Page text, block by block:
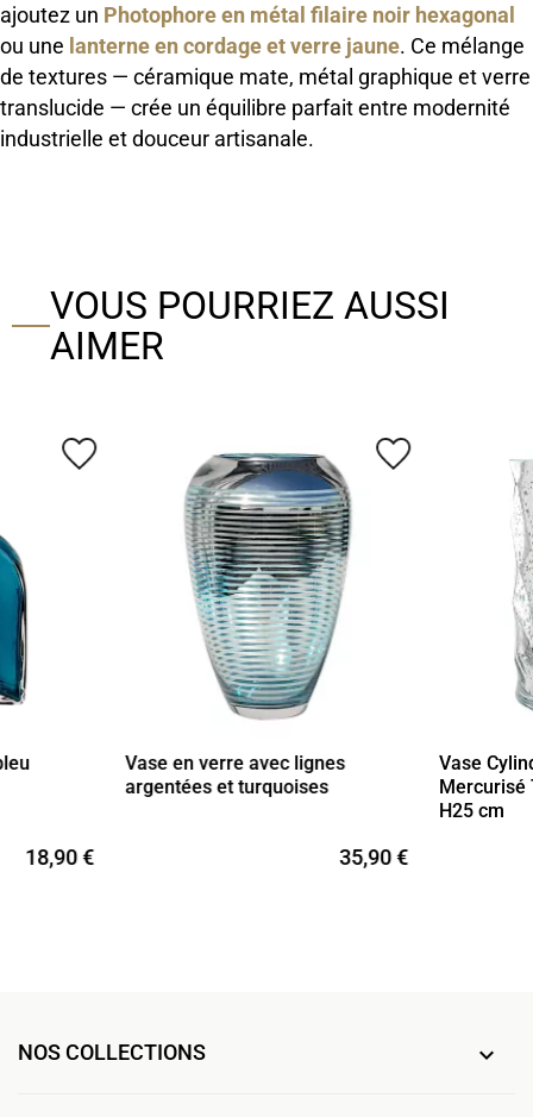
ajoutez un Photophore en métal filaire noir hexagonal
ou une lanterne en cordage et verre jaune. Ce mélange
de textures — céramique mate, métal graphique et verre
translucide — crée un équilibre parfait entre modernité
industrielle et douceur artisanale.
VOUS POURRIEZ AUSSI
AIMER
18,90 €
favorite_border
Vase en verre avec lignes
argentées et turquoises
35,90 €
favorite_border
Vase
Mercurisé
H25 cm
NOS COLLECTIONS 